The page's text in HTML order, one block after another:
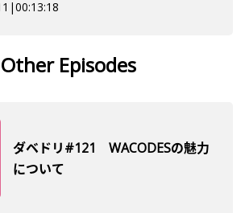
|00:13:18
Other Episodes
ダベドリ#121 WACODESの魅力
について